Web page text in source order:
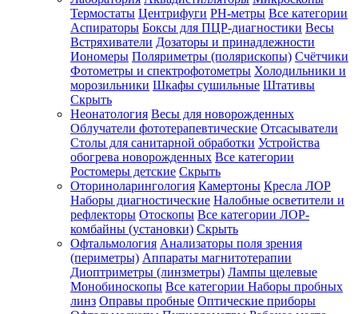
Термостаты Центрифуги PH-метры Все категории
Аспираторы Боксы для ПЦР-диагностики Весы
Встряхиватели Дозаторы и принадлежности
Иономеры Поляриметры (полярископы) Счётчики
Фотометры и спектрофотометры Холодильники и
морозильники Шкафы сушильные Штативы
Скрыть
Неонатология Весы для новорожденных
Облучатели фототерапевтические Отсасыватели
Столы для санитарной обработки Устройства
обогрева новорожденных Все категории
Ростомеры детские Скрыть
Оториноларингология Камертоны Кресла ЛОР
Наборы диагностические Налобные осветители и
рефлекторы Отоскопы Все категории ЛОР-
комбайны (установки) Скрыть
Офтальмология Анализаторы поля зрения
(периметры) Аппараты магнитотерапии
Диоптриметры (линзметры) Лампы щелевые
Монобиноскопы Все категории Наборы пробных
линз Оправы пробные Оптические приборы